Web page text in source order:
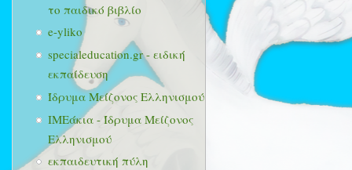
το παιδικό βιβλίο
e-yliko
specialeducation.gr - ειδική
εκπαίδευση
Ίδρυμα Μείζονος Ελληνισμού
ΙΜΕάκια - Ίδρυμα Μείζονος
Ελληνισμού
εκπαιδευτική πύλη